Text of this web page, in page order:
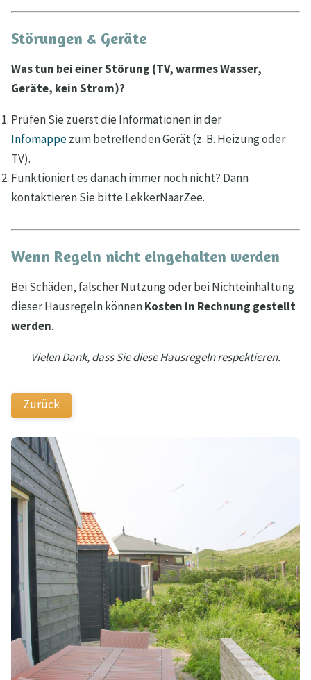
Störungen & Geräte
Was tun bei einer Störung (TV, warmes Wasser,
Geräte, kein Strom)?
Prüfen Sie zuerst die Informationen in der
Infomappezum betreffenden Gerät (z. B. Heizung oder
TV).
Funktioniert es danach immer noch nicht? Dann
kontaktieren Sie bitte LekkerNaarZee.
Wenn Regeln nicht eingehalten werden
Bei Schäden, falscher Nutzung oder bei Nichteinhaltung
dieser Hausregeln könnenKosten in Rechnung gestellt
werden.
Vielen Dank, dass Sie diese Hausregeln respektieren.
Zurück